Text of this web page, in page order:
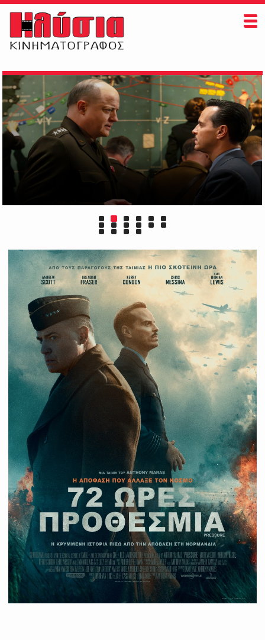
ΗΛΥΣΙΑ
ΠAIZONTAI ΤΩΡΑ
ΠΡΟΣΕΧΩΣ
ΕΚΔΗΛΩΣΕΙΣ
ΠΛΗΡΟΦΟΡΙΕΣ